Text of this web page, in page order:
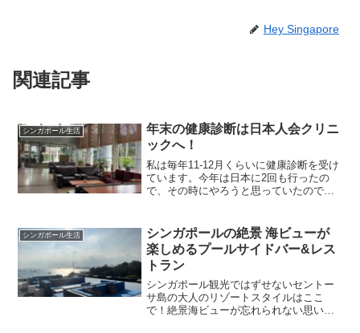
Hey Singapore
関連記事
シンガポール生活
年末の健康診断は日本人会クリニ
ックへ！
私は毎年11-12月くらいに健康診断を受け
ています。今年は日本に2回も行ったの
で、その時にやろうと思っていたのです
ールで簡単な検査を済ませることにしま
した。実は毎年Am...
シンガポール生活
シンガポールの絶景 海ビューが
楽しめるプールサイドバー&レス
トラン
シンガポール観光ではずせないセントー
サ島の大人のリゾートスタイルはここ
で！絶景海ビューが忘れられない思い出